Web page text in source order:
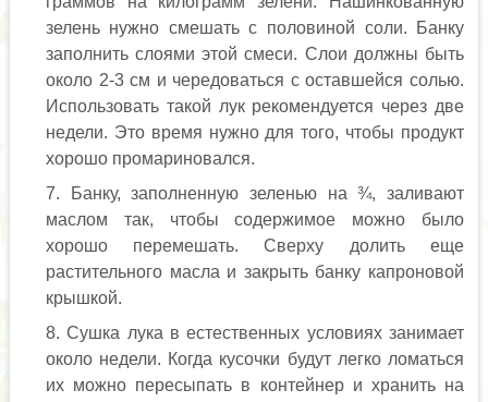
зелень нужно смешать с половиной соли. Банку
заполнить слоями этой смеси. Слои должны быть
около 2-3 см и чередоваться с оставшейся солью.
Использовать такой лук рекомендуется через две
недели. Это время нужно для того, чтобы продукт
хорошо промариновался.
Банку, заполненную зеленью на ¾, заливают
маслом так, чтобы содержимое можно было
хорошо перемешать. Сверху долить еще
растительного масла и закрыть банку капроновой
крышкой.
Сушка лука в естественных условиях занимает
около недели. Когда кусочки будут легко ломаться
их можно пересыпать в контейнер и хранить на